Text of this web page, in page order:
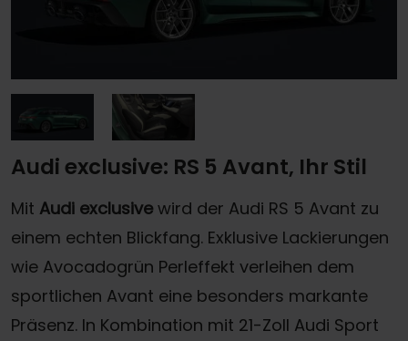
Audi exclusive: RS 5 Avant, Ihr Stil
Mit Audi exclusive wird der Audi RS 5 Avant zu
einem echten Blickfang. Exklusive Lackierungen
wie Avocadogrün Perleffekt verleihen dem
sportlichen Avant eine besonders markante
Präsenz. In Kombination mit 21-Zoll Audi Sport